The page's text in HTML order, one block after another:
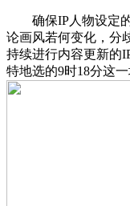
确保IP人物设定的
论画风若何变化，分
持续进行内容更新的
特地选的9时18分这